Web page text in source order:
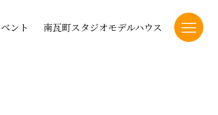
ント 南瓦町スタジオモデルハウス